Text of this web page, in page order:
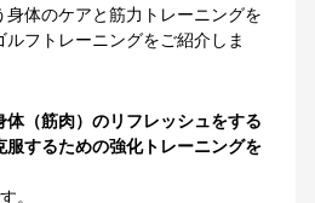
体のケアと筋力トレーニングを
フトレーニングをご紹介しま
（筋肉）のリフレッシュをする
するための強化トレーニングを
。